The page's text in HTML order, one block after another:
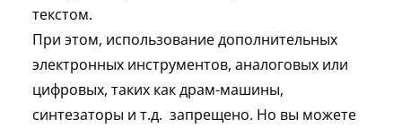
текстом.
При этом, использование дополнительных
электронных инструментов, аналоговых или
цифровых, таких как драм-машины,
синтезаторы и т.д. запрещено. Но вы можете